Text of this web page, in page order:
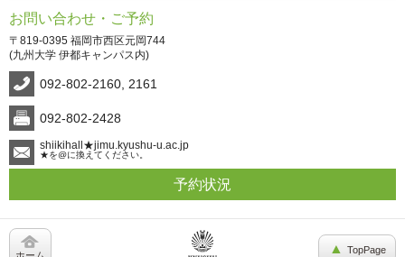
お問い合わせ・ご予約
〒819-0395 福岡市西区元岡744
(九州大学 伊都キャンパス内)
092-802-2160, 2161
092-802-2428
shiikihall★jimu.kyushu-u.ac.jp
★を@に換えてください。
予約状況
TopPage